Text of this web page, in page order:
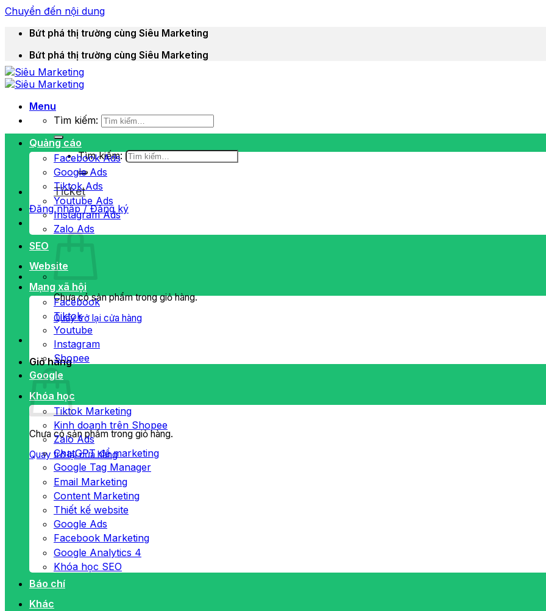
Chuyển đến nội dung
Bứt phá thị trường cùng Siêu Marketing
Bứt phá thị trường cùng Siêu Marketing
Menu
Tìm kiếm:
Tìm kiếm:
Ticket
Đăng nhập / Đăng ký
Chưa có sản phẩm trong giỏ hàng.
Quay trở lại cửa hàng
Giỏ hàng
Chưa có sản phẩm trong giỏ hàng.
Quay trở lại cửa hàng
Quảng cáo
Facebook Ads
Google Ads
Tiktok Ads
Youtube Ads
Instagram Ads
Zalo Ads
SEO
Website
Mạng xã hội
Facebook
Tiktok
Youtube
Instagram
Shopee
Google
Khóa học
Tiktok Marketing
Kinh doanh trên Shopee
Zalo Ads
ChatGPT để marketing
Google Tag Manager
Email Marketing
Content Marketing
Thiết kế website
Google Ads
Facebook Marketing
Google Analytics 4
Khóa học SEO
Báo chí
Khác